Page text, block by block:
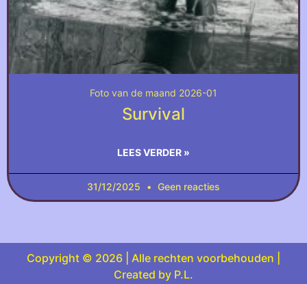
Foto van de maand 2026-01
Survival
LEES VERDER »
31/12/2025 Geen reacties
Copyright © 2026 | Alle rechten voorbehouden |
Created by P.L.